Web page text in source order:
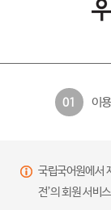
01 이
국립국어원에서
전’의 회원 서비